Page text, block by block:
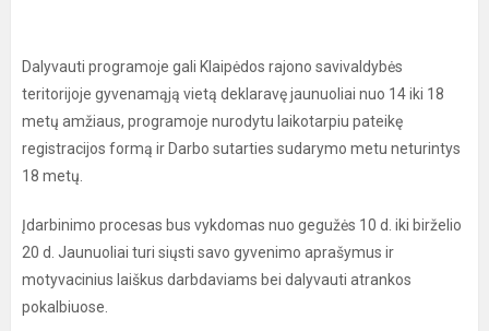
Dalyvauti programoje gali Klaipėdos rajono savivaldybės
teritorijoje gyvenamąją vietą deklaravę jaunuoliai nuo 14 iki 18
metų amžiaus, programoje nurodytu laikotarpiu pateikę
registracijos formą ir Darbo sutarties sudarymo metu neturintys
18 metų.
Įdarbinimo procesas bus vykdomas nuo gegužės 10 d. iki birželio
20 d. Jaunuoliai turi siųsti savo gyvenimo aprašymus ir
motyvacinius laiškus darbdaviams bei dalyvauti atrankos
pokalbiuose.